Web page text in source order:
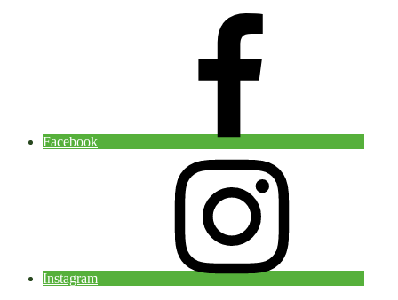
Facebook
Instagram